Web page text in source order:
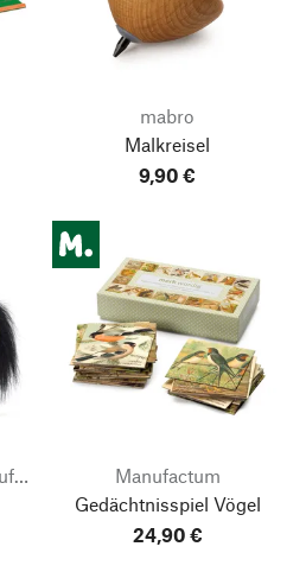
mabro
Malkreisel
9,90 €
Kösener Spielzeug Manufaktur
Manufactum
Gedächtnisspiel Vögel
24,90 €